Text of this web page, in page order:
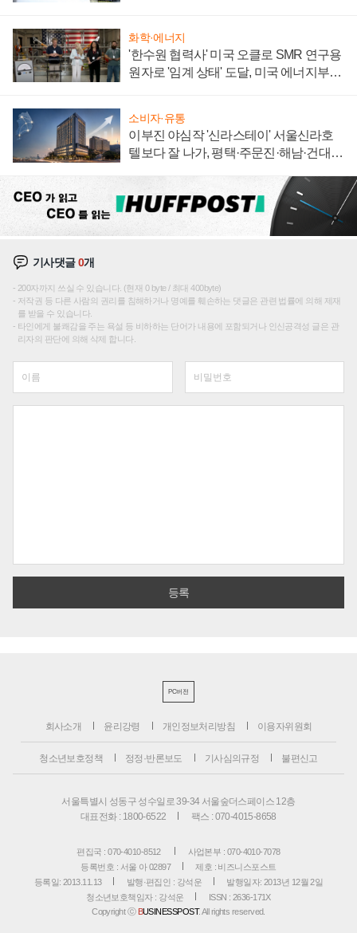
화학·에너지
'한수원 협력사' 미국 오클로 SMR 연구용
원자로 '임계 상태' 도달, 미국 에너지부
소비자·유통
이부진 야심작 '신라스테이' 서울신라호
텔보다 잘 나가, 평택·주문진·해남·건대로
기사댓글0개
200자까지 쓰실 수 있습니다. (현재 0 byte / 최대 400byte)
저작권 등 다른 사람의 권리를 침해하거나 명예를 훼손하는 댓글은 관련 법률에 의해 제재
를 받을 수 있습니다.
타인에게 불쾌감을 주는 욕설 등 비하하는 단어가 내용에 포함되거나 인신공격성 글은 관
리자의 판단에 의해 삭제 합니다.
PC버전
회사소개 윤리강령 개인정보처리방침 이용자위원회
청소년보호정책 정정·반론보도 기사심의규정 불편신고
서울특별시 성동구 성수일로 39-34 서울숲더스페이스 12층
대표전화 : 1800-6522
팩스 : 070-4015-8658
편집국 : 070-4010-8512
사업본부 : 070-4010-7078
등록번호 : 서울 아 02897
제호 : 비즈니스포스트
등록일: 2013.11.13
발행·편집인 : 강석운
발행일자: 2013년 12월 2일
청소년보호책임자 : 강석운
ISSN : 2636-171X
Copyright ⓒ BUSINESSPOST. All rights reserved.